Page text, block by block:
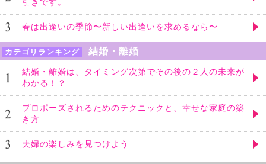
春は出逢いの季節〜新しい出逢いを求めるなら〜
カテゴリランキング 結婚・離婚
結婚・離婚は、タイミング次第でその後の２人の未来が
わかる！？
プロポーズされるためのテクニックと、幸せな家庭の築
き方
夫婦の楽しみを見つけよう